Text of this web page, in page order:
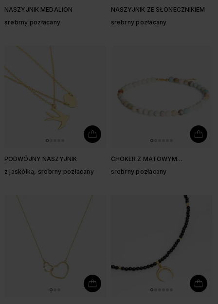
NASZYJNIK MEDALION
srebrny pozłacany
NASZYJNIK ZE SŁONECZNIKIEM
srebrny pozłacany
PODWÓJNY NASZYJNIK
z jaskółką, srebrny pozłacany
CHOKER Z MATOWYM
srebrny pozłacany